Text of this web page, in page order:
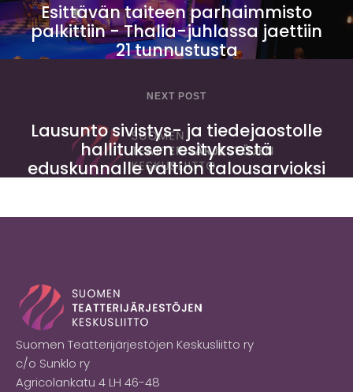
Esittävän taiteen parhaimmisto
palkittiin - Thalia-juhlassa jaettiin
21 tunnustusta
NEXT POST
Lausunto sivistys- ja tiedejaostolle
hallituksen esityksestä
eduskunnalle valtion talousarvioksi
Suomen Teatterijärjestöjen Keskusliitto ry
c/o Sunklo ry
Agricolankatu 4 LH 46-48